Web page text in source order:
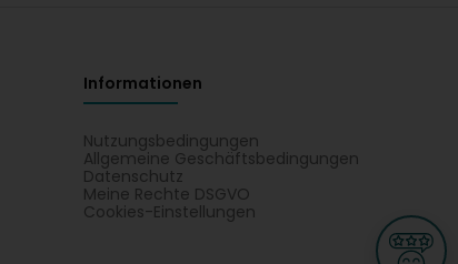
Informationen
Nutzungsbedingungen
Allgemeine Geschäftsbedingungen
Datenschutz
Meine Rechte DSGVO
Cookies-Einstellungen